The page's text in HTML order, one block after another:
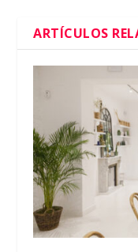
ARTÍCULOS